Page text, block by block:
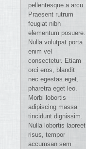
pellentesque a arcu.
Praesent rutrum
feugiat nibh
elementum posuere.
Nulla volutpat porta
enim vel
consectetur. Etiam
orci eros, blandit
nec egestas eget,
pharetra eget leo.
Morbi lobortis
adipiscing massa
tincidunt dignissim.
Nulla lobortis laoreet
risus, tempor
accumsan sem